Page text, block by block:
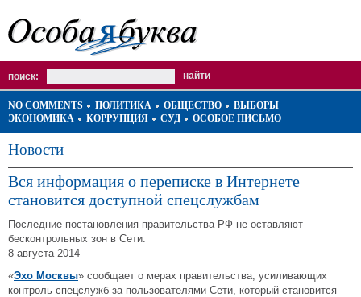
поиск:
NO COMMENTS ПОЛИТИКА ОБЩЕСТВО
ВЫБОРЫ
ЭКОНОМИКА
КОРРУПЦИЯ СУД ОСОБОЕ ПИСЬМО
Новости
Вся информация о переписке в Интернете
становится доступной спецслужбам
Последние постановления правительства РФ не оставляют
бесконтрольных зон в Сети.
8 августа 2014
«Эхо Москвы» сообщает о мерах правительства, усиливающих
контроль спецслужб за пользователями Сети, который становится